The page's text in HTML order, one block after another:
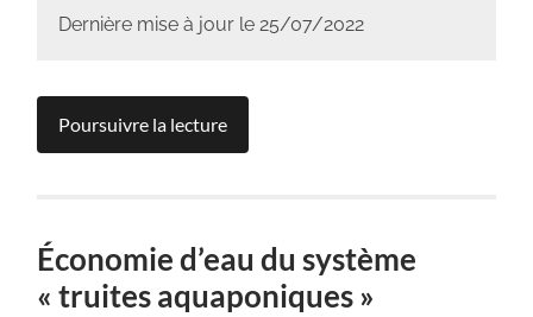
Dernière mise à jour le 25/07/2022
Poursuivre la lecture
Économie d’eau du système
« truites aquaponiques »